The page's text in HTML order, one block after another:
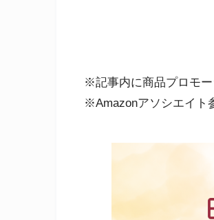
※記事内に商品プロモ
※Amazonアソシエイト